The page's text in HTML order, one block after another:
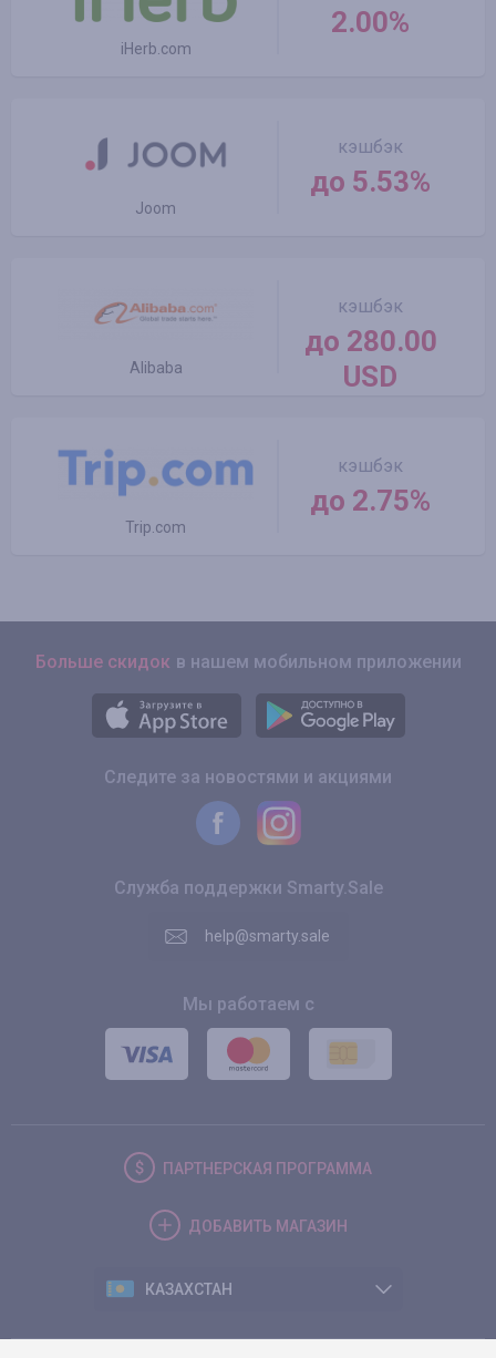
iHerb.com
2.00%
Joom
кэшбэк
до 5.53%
Alibaba
кэшбэк
до 280.00
USD
Trip.com
кэшбэк
до 2.75%
Больше скидок в нашем мобильном приложении
Следите за новостями и акциями
Служба поддержки Smarty.Sale
help@smarty.sale
Мы работаем с
ПАРТНЕРСКАЯ ПРОГРАММА
ДОБАВИТЬ МАГАЗИН
КАЗАХСТАН